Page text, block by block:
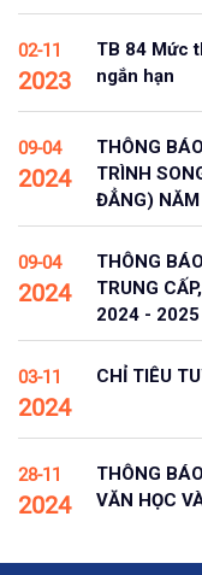
02-11
2023
TB 84 Mức
ngắn hạn
09-04
2024
THÔNG
TRÌNH
ĐẲNG)
09-04
2024
THÔNG
TRUNG
2024 - 2025
03-11
2024
CHỈ TIÊU
28-11
2024
THÔNG
VĂN HỌC